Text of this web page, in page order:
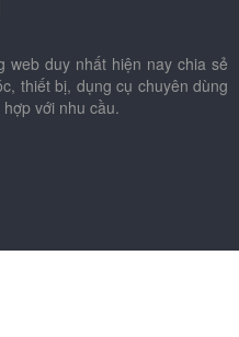
web duy nhất hiện nay chia sẻ
thiết bị, dụng cụ chuyên dùng
với nhu cầu.